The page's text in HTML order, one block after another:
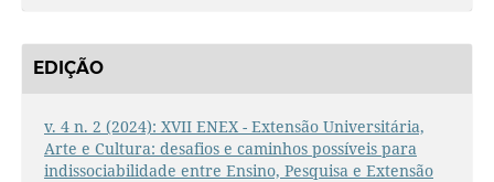
EDIÇÃO
v. 4 n. 2 (2024): XVII ENEX - Extensão Universitária,
Arte e Cultura: desafios e caminhos possíveis para
indissociabilidade entre Ensino, Pesquisa e Extensão